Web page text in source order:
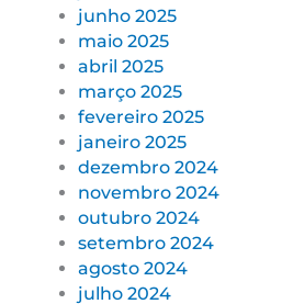
junho 2025
maio 2025
abril 2025
março 2025
fevereiro 2025
janeiro 2025
dezembro 2024
novembro 2024
outubro 2024
setembro 2024
agosto 2024
julho 2024